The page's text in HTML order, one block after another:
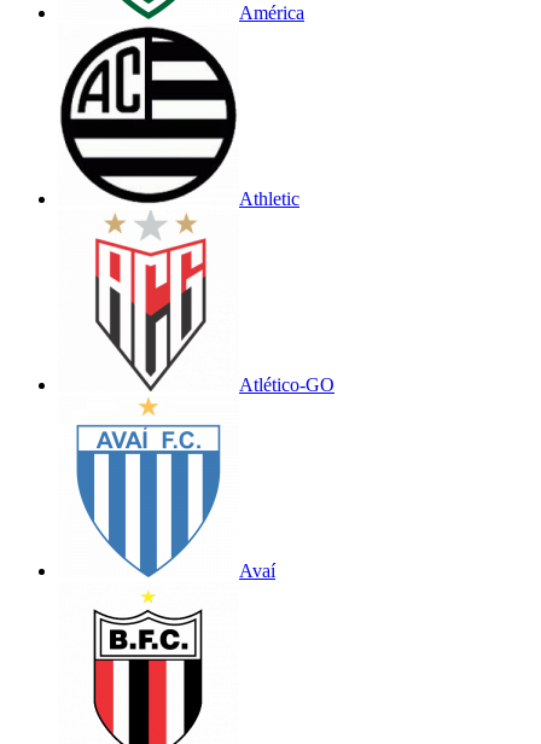
América
Athletic
Atlético-GO
Avaí